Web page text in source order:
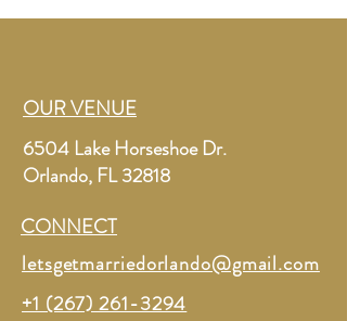
OUR VENUE
6504 Lake Horseshoe Dr.
Orlando, FL 32818
CONNECT
letsgetmarriedorlando@gmail.com
+1 (267) 261-3294